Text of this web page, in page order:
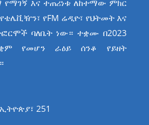
የማገኝ እና ተጠሪነቱ ለከተማው ምክር
የFM ሬዲዮ፣ የህትመት እና
ባለቤት ነው። ተቋሙ በ2023
የመሆን ራዕይ ሰንቆ የይዘት
251